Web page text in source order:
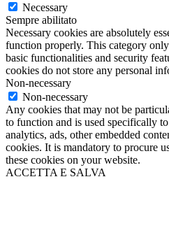
Necessary
Sempre abilitato
Necessary cookies are absolutely
function properly. This category
basic functionalities and security
cookies do not store any personal
Non-necessary
Non-necessary
Any cookies that may not be
to function and is used specifically
analytics, ads, other embedded
cookies. It is mandatory to procure
these cookies on your website.
ACCETTA E SALVA